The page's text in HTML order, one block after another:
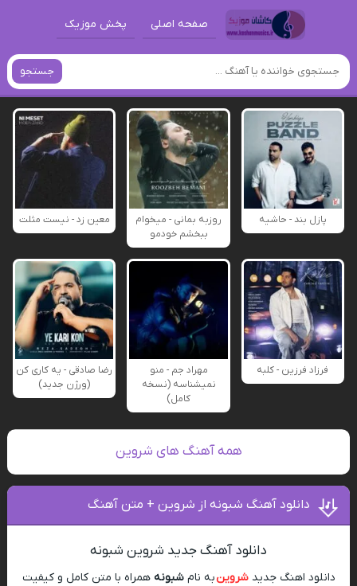
صفحه اصلی پخش موزیک
جستجو
پازل بند - حاشیه
روزبه بمانی - میخوام
ببخشم خودمو
معین زد - نیست مثلت
فرزاد فرزین - کلبه
مهراد جم - منو
نمیشناسه (نسخه
کامل)
رضا صادقی - یه کاری کن
(ورژن جدید)
همه آهنگ های شروین
دانلود آهنگ شبونه از شروین + متن آهنگ
دانلود آهنگ جدید شروین شبونه
دانلود اهنگ جدیدشروینبه نامشبونه همراه با متن کامل و کیفیت